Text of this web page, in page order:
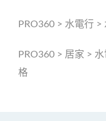
PRO360 > 水電行 >
PRO360 > 居家 >
格